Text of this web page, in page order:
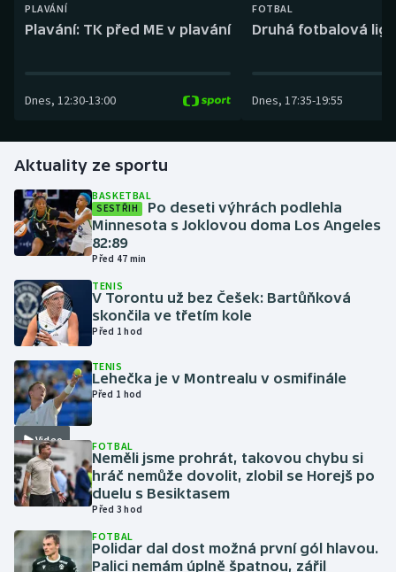
Curling
Florbal
Golf
Gymnastika
Házená
Jezdectví
Judo
Krasobruslení
Lezení
Lyže a snowboard
Moderní pětiboj
PLAVÁNÍ
Plavání: TK před ME v plavání
Dnes, 12:30-13:00
FOTBAL
Druhá fotbalová
Dnes, 17:35-19:55
Aktuality ze sportu
BASKETBAL
SESTŘIH
Po deseti výhrách podlehla
Minnesota s Joklovou doma Los Angeles
82:89
Před 47 min
TENIS
V Torontu už bez Češek: Bartůňková
skončila ve třetím kole
Před 1 hod
Video
TENIS
Lehečka je v Montrealu v osmifinále
Před 1 hod
FOTBAL
Neměli jsme prohrát, takovou chybu si
hráč nemůže dovolit, zlobil se Horejš po
duelu s Besiktasem
Před 3 hod
FOTBAL
Polidar dal dost možná první gól hlavou.
Palici nemám úplně špatnou, zářil